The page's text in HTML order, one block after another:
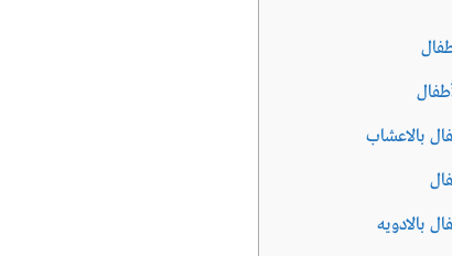
بالاعشاب
بالادويه